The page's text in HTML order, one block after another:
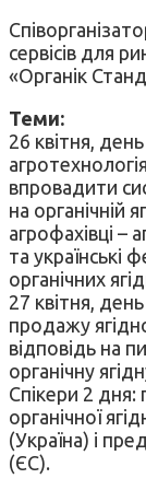
сервісів для
«Органік
Теми:
26 квітня,
впровадити
на органічній
агрофахівці –
та українські
органічних
27 квітня,
продажу
відповідь на
органічну
Спікери 2 дня:
органічної
(Україна) і
(ЄС).